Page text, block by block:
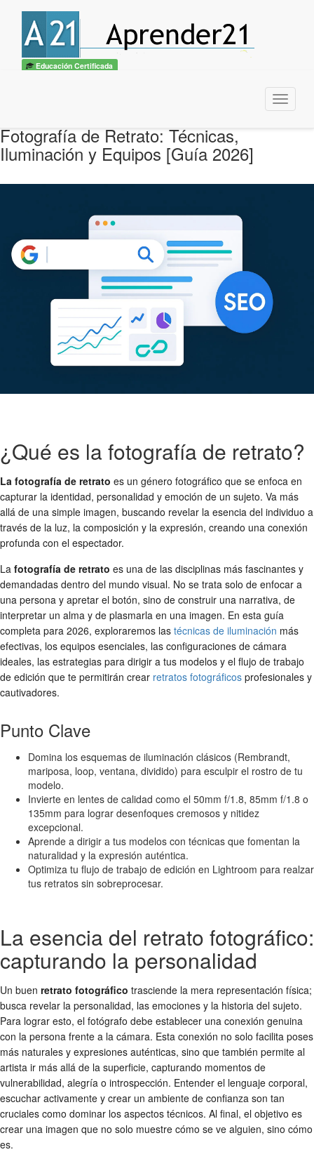
Educación Certificada
Menu
Fotografía de Retrato: Técnicas,
Iluminación y Equipos [Guía 2026]
¿Qué es la fotografía de retrato?
La fotografía de retrato es un género fotográfico que se enfoca en
capturar la identidad, personalidad y emoción de un sujeto. Va más
allá de una simple imagen, buscando revelar la esencia del individuo a
través de la luz, la composición y la expresión, creando una conexión
profunda con el espectador.
La fotografía de retrato es una de las disciplinas más fascinantes y
demandadas dentro del mundo visual. No se trata solo de enfocar a
una persona y apretar el botón, sino de construir una narrativa, de
interpretar un alma y de plasmarla en una imagen. En esta guía
completa para 2026, exploraremos las técnicas de iluminación más
efectivas, los equipos esenciales, las configuraciones de cámara
ideales, las estrategias para dirigir a tus modelos y el flujo de trabajo
de edición que te permitirán crear retratos fotográficos profesionales y
cautivadores.
Punto Clave
Domina los esquemas de iluminación clásicos (Rembrandt,
mariposa, loop, ventana, dividido) para esculpir el rostro de tu
modelo.
Invierte en lentes de calidad como el 50mm f/1.8, 85mm f/1.8 o
135mm para lograr desenfoques cremosos y nitidez
excepcional.
Aprende a dirigir a tus modelos con técnicas que fomentan la
naturalidad y la expresión auténtica.
Optimiza tu flujo de trabajo de edición en Lightroom para realzar
tus retratos sin sobreprocesar.
La esencia del retrato fotográfico:
capturando la personalidad
Un buen retrato fotográfico trasciende la mera representación física;
busca revelar la personalidad, las emociones y la historia del sujeto.
Para lograr esto, el fotógrafo debe establecer una conexión genuina
con la persona frente a la cámara. Esta conexión no solo facilita poses
más naturales y expresiones auténticas, sino que también permite al
artista ir más allá de la superficie, capturando momentos de
vulnerabilidad, alegría o introspección. Entender el lenguaje corporal,
escuchar activamente y crear un ambiente de confianza son tan
cruciales como dominar los aspectos técnicos. Al final, el objetivo es
crear una imagen que no solo muestre cómo se ve alguien, sino cómo
es.